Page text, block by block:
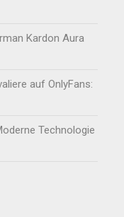
Kardon Aura
auf OnlyFans:
Technologie